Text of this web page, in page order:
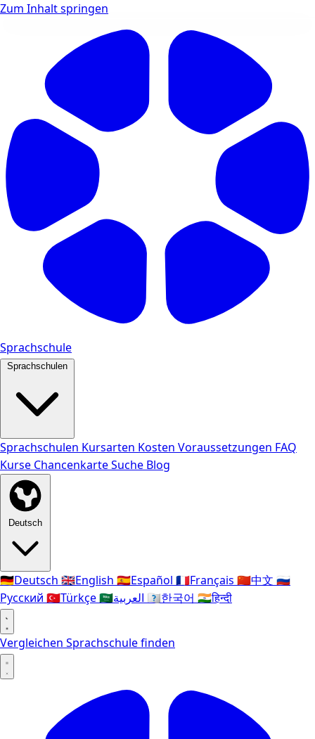
Zum Inhalt springen
Sprachschule
Sprachschulen
Sprachschulen Kursarten Kosten Voraussetzungen FAQ
Kurse ChancenkarteSuche Blog
Deutsch
🇩🇪Deutsch 🇬🇧English 🇪🇸Español 🇫🇷Français 🇨🇳中文 🇷🇺
Русский 🇹🇷Türkçe🇸🇦 🇰🇷한국어 🇮🇳हिन्दी
Vergleichen Sprachschule finden